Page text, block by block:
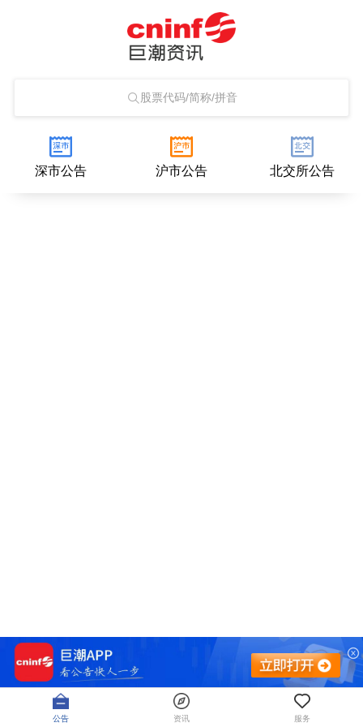
股票代码/简称/拼音
深市公告 沪市公告 北交所公告
公告 资讯 服务